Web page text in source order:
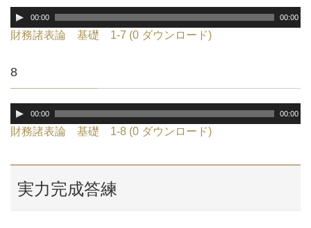
ー
音
声
ー
ヤ
ー
00:00 00:00
財務諸表論 基礎 1-7 (0 ダウンロード)
8
音
声
ヤ
00:00 00:00
財務諸表論 基礎 1-8 (0 ダウンロード)
実力完成答練